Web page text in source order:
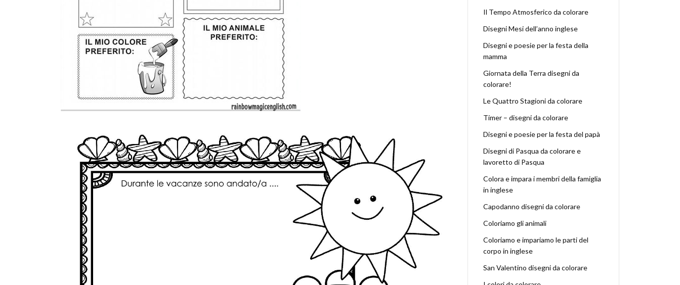
Il Tempo Atmosferico da colorare
Disegni Mesi dell’anno inglese
Disegni e poesie per la festa della
mamma
Giornata della Terra disegni da
colorare!
Le Quattro Stagioni da colorare
Timer – disegni da colorare
Disegni e poesie per la festa del papà
Disegni di Pasqua da colorare e
lavoretto di Pasqua
Colora e impara i membri della famiglia
in inglese
Capodanno disegni da colorare
Coloriamo gli animali
Coloriamo e impariamo le parti del
corpo in inglese
San Valentino disegni da colorare